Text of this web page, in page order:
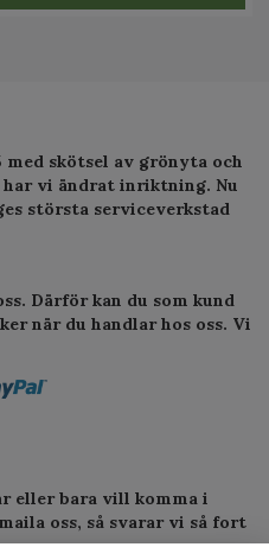
skötsel av grönyta och
har vi ändrat inriktning. Nu
största serviceverkstad
Därför kan du som kund
när du handlar hos oss. Vi
eller bara vill komma i
oss, så svarar vi så fort